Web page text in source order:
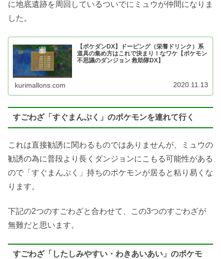
に地底遺跡を周回しているついでにミュウが仲間になりま
した。
【ポケダンDX】ドーピング（栄養ドリンク）系
道具の集め方はこれで決まり！なワケ【ポケモン
不思議のダンジョン 救助隊DX】
kurimallons.com 2020.11.13
すごわざ「すぐまんぷく」のポケモンを連れて行く
これは直接勧誘に関わるものではありませんが、ミュウの
勧誘の為に普段より長くダンジョンにこもる可能性がある
ので「すぐまんぷく」持ちのポケモンが居ると粘り易くな
ります。
下記の2つのすごわざと合わせて、この3つのすごわざが
無難だと思います。
すごわざ「したしみやすい・わきあいあい」のポケモ